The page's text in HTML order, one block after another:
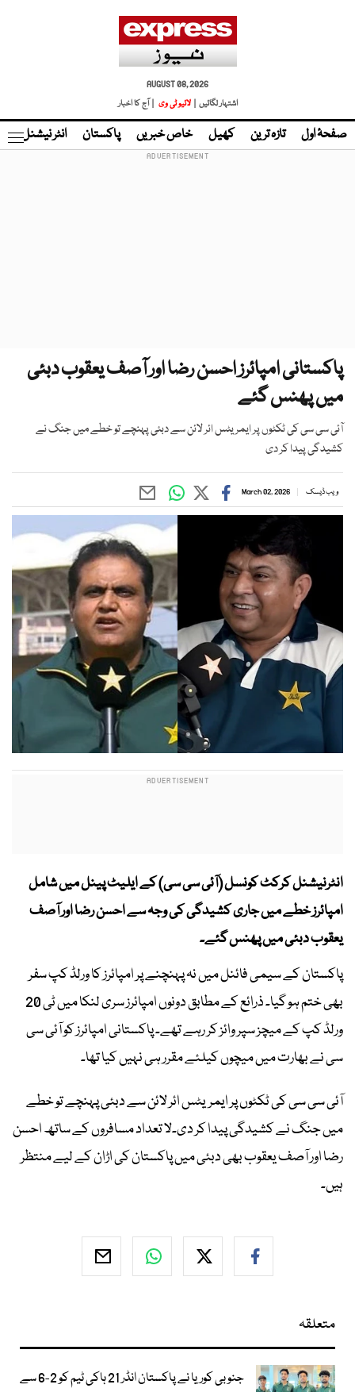
AUGUST 08, 2026
اشتہار لگائیں |
لائیو ٹی وی | آج کا اخبار
صفحۂ اول تازہ ترین کھیل خاص خبریں پاکستان انٹر نیشنل
پاکستانی امپائرز احسن رضا اور آصف یعقوب دبئی
میں پھنس گئے
آئی سی سی کی ٹکٹوں پر ایمریٹس ائر لائن سے دبئی پہنچے تو خطے میں جنگ نے
کشیدگی پیدا کر دی
ویب ڈیسک March 02, 2026
انٹرنیشنل کرکٹ کونسل (آئی سی سی) کے ایلیٹ پینل میں شامل
امپائرز خطے میں جاری کشیدگی کی وجہ سے احسن رضا اور آصف
یعقوب دبئی میں پھنس گئے۔
پاکستان کے سیمی فائنل میں نہ پہنچنے پر امپائرز کا ورلڈ کپ سفر
بھی ختم ہو گیا۔ ذرائع کے مطابق دونوں امپائرز سری لنکا میں ٹی 20
ورلڈ کپ کے میچز سپر وائز کر رہے تھے۔ پاکستانی امپائرز کو آئی سی
سی نے بھارت میں میچوں کیلئے مقرر ہی نہیں کیا تھا۔
آئی سی سی کی ٹکٹوں پر ایمریٹس ائر لائن سے دبئی پہنچے تو خطے
میں جنگ نے کشیدگی پیدا کر دی۔لا تعداد مسافروں کے ساتھ احسن
رضا اور آصف یعقوب بھی دبئی میں پاکستان کی اڑان کے لیے منتظر
ہیں۔
متعلقہ
جنوبی کوریا نے پاکستان انڈر 21 ہاکی ٹیم کو 2-6 سے